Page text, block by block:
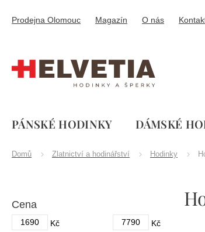
obsah
Prodejna Olomouc Magazín O nás
PÁNSKÉ HODINKY DÁMSKÉ
Domů Zlatnictví a hodinářství Hodinky
Cena
1690 Kč 7790 Kč